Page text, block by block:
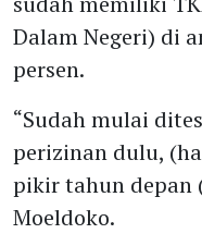
Dalam Negeri) di
persen.
“Sudah mulai
perizinan dulu,
pikir tahun depan
Moeldoko.